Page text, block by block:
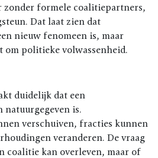
zonder formele coalitiepartners,
Dat laat zien dat
nieuw fenomeen is, maar
om politieke volwassenheid.
duidelijk dat een
natuurgegeven is.
verschuiven, fracties kunnen
veranderen. De vraag
coalitie kan overleven, maar of